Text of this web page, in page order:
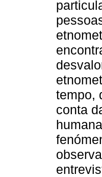
tempo,
conta